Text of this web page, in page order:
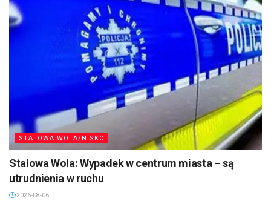
STALOWA WOLA/NISKO
Stalowa Wola: Wypadek w centrum miasta – są
utrudnienia w ruchu
2026-08-06